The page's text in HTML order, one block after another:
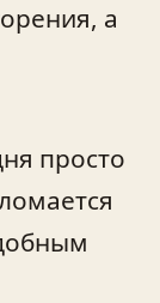
а
просто